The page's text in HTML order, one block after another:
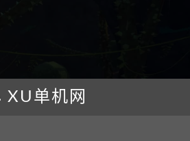
XU单机网